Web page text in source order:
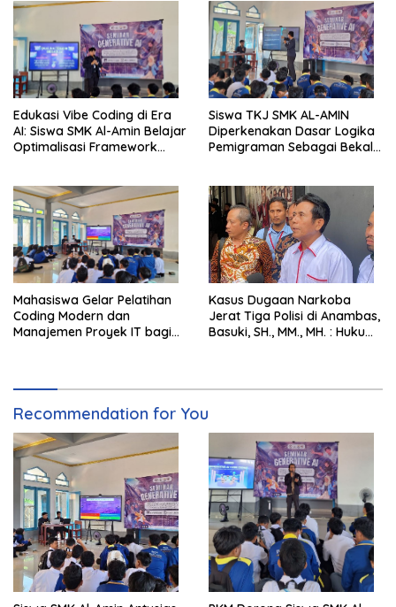
Edukasi Vibe Coding di Era
AI: Siswa SMK Al-Amin Belajar
Optimalisasi Framework
Siswa TKJ SMK AL-AMIN
Diperkenakan Dasar Logika
Pemigraman Sebagai Bekal
Mahasiswa Gelar Pelatihan
Coding Modern dan
Manajemen Proyek IT bagi
Kasus Dugaan Narkoba
Jerat Tiga Polisi di Anambas,
Basuki, SH., MM., MH. : Hukum
Recommendation for You